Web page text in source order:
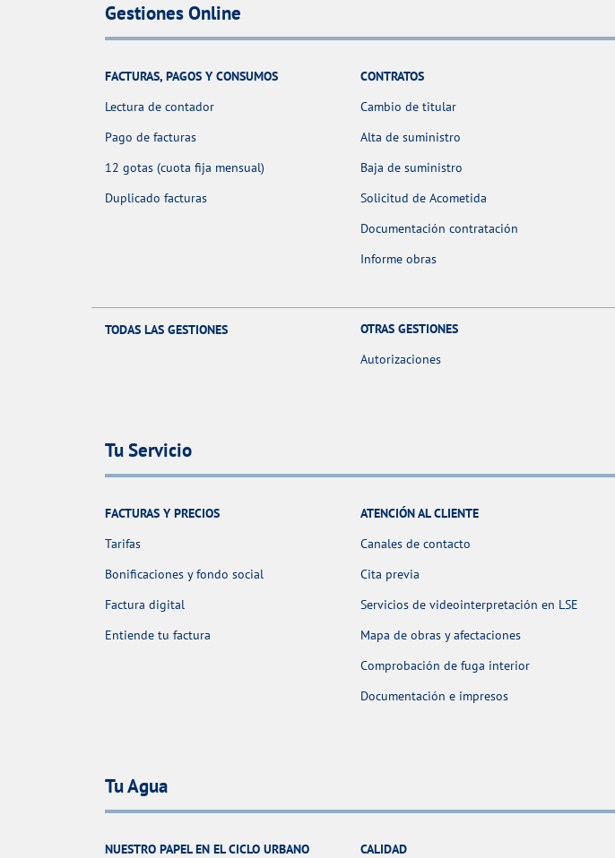
Gestiones Online
FACTURAS, PAGOS Y CONSUMOS
Lectura de contador
Pago de facturas
12 gotas (cuota fija mensual)
Duplicado facturas
CONTRATOS
Cambio de titular
Alta de suministro
Baja de suministro
Solicitud de Acometida
Documentación contratación
Informe obras
TODAS LAS GESTIONES
OTRAS GESTIONES
Autorizaciones
Tu Servicio
FACTURAS Y PRECIOS
Tarifas
Bonificaciones y fondo social
Factura digital
Entiende tu factura
ATENCIÓN AL CLIENTE
Canales de contacto
Cita previa
Servicios de videointerpretación en LSE
Mapa de obras y afectaciones
Comprobación de fuga interior
Documentación e impresos
Tu Agua
NUESTRO PAPEL EN EL CICLO URBANO
CALIDAD